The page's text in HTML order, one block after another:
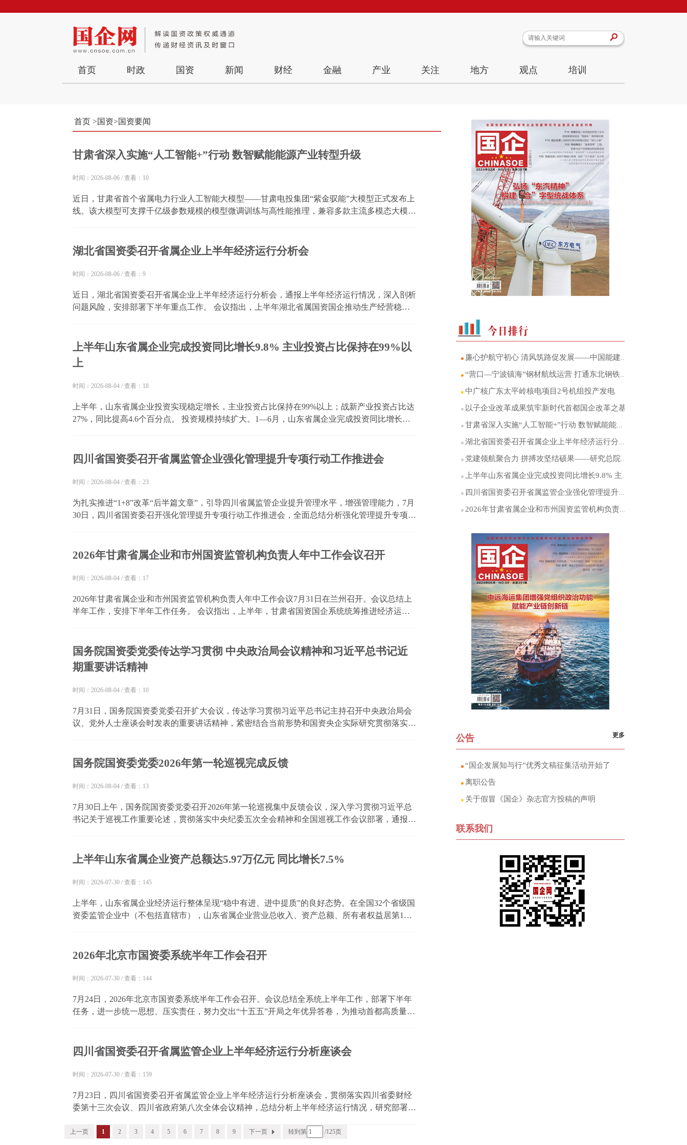
首页 时政 国资 新闻 财经 金融 产业 关注 地方 观点 培训
首页 >国资>国资要闻
甘肃省深入实施“人工智能+”行动 数智赋能能源产业转型升级
时间：2026-08-06 / 查看：10
近日，甘肃省首个省属电力行业人工智能大模型——甘肃电投集团“紫金驭能”大模型正式发布上
线。该大模型可支撑千亿级参数规模的模型微调训练与高性能推理，兼容多款主流多模态大模
湖北省国资委召开省属企业上半年经济运行分析会
时间：2026-08-06 / 查看：9
近日，湖北省国资委召开省属企业上半年经济运行分析会，通报上半年经济运行情况，深入剖析
问题风险，安排部署下半年重点工作。 会议指出，上半年湖北省属国资国企推动生产经营稳中
上半年山东省属企业完成投资同比增长9.8% 主业投资占比保持在99%以
上
时间：2026-08-04 / 查看：18
上半年，山东省属企业投资实现稳定增长，主业投资占比保持在99%以上；战新产业投资占比达
27%，同比提高4.6个百分点。 投资规模持续扩大。1—6月，山东省属企业完成投资同比增长
四川省国资委召开省属监管企业强化管理提升专项行动工作推进会
时间：2026-08-04 / 查看：23
为扎实推进“1+8”改革“后半篇文章”，引导四川省属监管企业提升管理水平，增强管理能力，7月
30日，四川省国资委召开强化管理提升专项行动工作推进会，全面总结分析强化管理提升专项行
2026年甘肃省属企业和市州国资监管机构负责人年中工作会议召开
时间：2026-08-04 / 查看：17
2026年甘肃省属企业和市州国资监管机构负责人年中工作会议7月31日在兰州召开。会议总结上
半年工作，安排下半年工作任务。 会议指出，上半年，甘肃省国资国企系统统筹推进经济运
国务院国资委党委传达学习贯彻 中央政治局会议精神和习近平总书记近
期重要讲话精神
时间：2026-08-04 / 查看：10
7月31日，国务院国资委党委召开扩大会议，传达学习贯彻习近平总书记主持召开中央政治局会
议、党外人士座谈会时发表的重要讲话精神，紧密结合当前形势和国资央企实际研究贯彻落实举
国务院国资委党委2026年第一轮巡视完成反馈
时间：2026-08-04 / 查看：13
7月30日上午，国务院国资委党委召开2026年第一轮巡视集中反馈会议，深入学习贯彻习近平总
书记关于巡视工作重要论述，贯彻落实中央纪委五次全会精神和全国巡视工作会议部署，通报本
上半年山东省属企业资产总额达5.97万亿元 同比增长7.5%
时间：2026-07-30 / 查看：145
上半年，山东省属企业经济运行整体呈现“稳中有进、进中提质”的良好态势。在全国32个省级国
资委监管企业中（不包括直辖市），山东省属企业营业总收入、资产总额、所有者权益居第1
2026年北京市国资委系统半年工作会召开
时间：2026-07-30 / 查看：144
7月24日，2026年北京市国资委系统半年工作会召开。会议总结全系统上半年工作，部署下半年
任务，进一步统一思想、压实责任，努力交出“十五五”开局之年优异答卷，为推动首都高质量发
四川省国资委召开省属监管企业上半年经济运行分析座谈会
时间：2026-07-30 / 查看：159
7月23日，四川省国资委召开省属监管企业上半年经济运行分析座谈会，贯彻落实四川省委财经
委第十三次会议、四川省政府第八次全体会议精神，总结分析上半年经济运行情况，研究部署下
务，各企业围绕紧扣“稳增长、提质效、抓改革、优...
上一页 1 2 3 4 5 6 7 8 9 下一页 转到第 /125页
廉心护航守初心 清风筑路促发展——中国能建葛洲坝交投山东区域中心党总支廉洁品牌建设
“营口—宁波镇海”钢材航线运营 打通东北钢铁产区至华东市场海运直达通道
中广核广东太平岭核电项目2号机组投产发电
以子企业改革成果筑牢新时代首都国企改革之基
甘肃省深入实施“人工智能+”行动 数智赋能能源产业转型升级
湖北省国资委召开省属企业上半年经济运行分析会
党建领航聚合力 拼搏攻坚结硕果——研究总院党委以高质量党建引领能源科研创新突破
上半年山东省属企业完成投资同比增长9.8% 主业投资占比保持在99%以上
四川省国资委召开省属监管企业强化管理提升专项行动工作推进会
2026年甘肃省属企业和市州国资监管机构负责人年中工作会议召开
公告 更多
“国企发展知与行”优秀文稿征集活动开始了
离职公告
关于假冒《国企》杂志官方投稿的声明
联系我们